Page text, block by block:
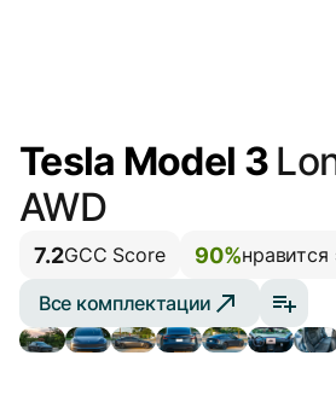
Tesla Model 3
AWD
7.2GCC Score 90%нравится
Все комплектации